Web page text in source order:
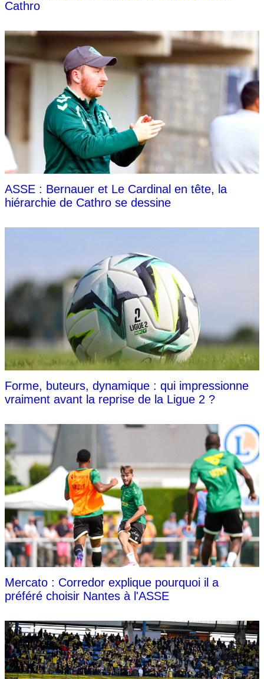
Cathro
ASSE : Bernauer et Le Cardinal en tête, la
hiérarchie de Cathro se dessine
Forme, buteurs, dynamique : qui impressionne
vraiment avant la reprise de la Ligue 2 ?
Mercato : Corredor explique pourquoi il a
préféré choisir Nantes à l'ASSE